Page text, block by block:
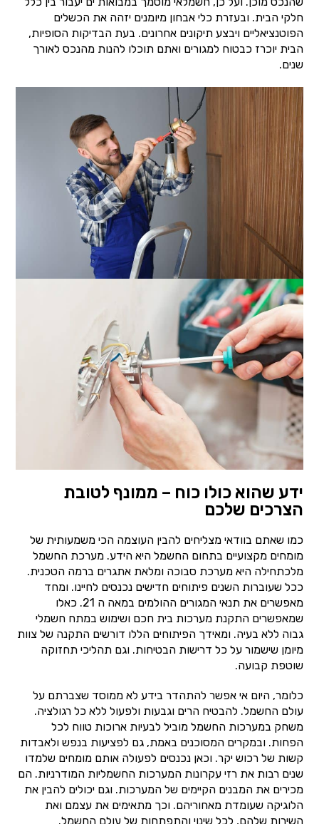
חלקי הבית. ובעזרת כלי אבחון מיומנים יזהה את הכשלים
הפוטנציאליים ויבצע תיקונים אחרונים. בעת הבדיקות הסופיות,
הבית יוכרז כבטוח למגורים ואתם תוכלו להנות מהנכס לאורך
שנים.
ידע שהוא כולו כוח – ממונף לטובת
הצרכים שלכם
כמו שאתם בוודאי מצליחים להבין העוצמה הכי משמעותית של
מומחים מקצועיים בתחום החשמל היא הידע. מערכת החשמל
מלכתחילה היא מערכת סבוכה ומלאת אתגרים ברמה הטכנית.
ככל שעוברות השנים פיתוחים חדישים נכנסים לחיינו. ומחד
מאפשרים את תנאי המגורים ההולמים במאה ה 21. כאלו
שמאפשרים התקנת מערכות בית חכם ושימוש במתח חשמלי
גבוה ללא בעיה. ומאידך הפיתוחים הללו דורשים התקנה של צוות
מיומן שישמור על כל דרישות הבטיחות. וגם תהליכי תחזוקה
שוטפת קבועה.
כלומר, היום אי אפשר להתהדר בידע לא ממוסד שצברתם על
עולם החשמל. להבטיח הרים וגבעות ולפעול ללא כל רגולציה.
משחק במערכות החשמל מוביל לבעיות ארוכות טווח לכל
הפחות. ובמקרים המסוכנים באמת, גם לפציעות בנפש ולאבדות
קשות של רכוש יקר. וכאן נכנסים לפעולה אותם מומחים שלמדו
שנים רבות את רזי עקרונות המערכות החשמליות המודרניות. הם
מכירים את המבנים הקיימים של המערכות. וגם יכולים להבין את
הלוגיקה שעומדת מאחוריהם. וכך מתאימים את עצמם ואת
השירות שלהם, לכל שינוי והתפתחות של עולם החשמל.